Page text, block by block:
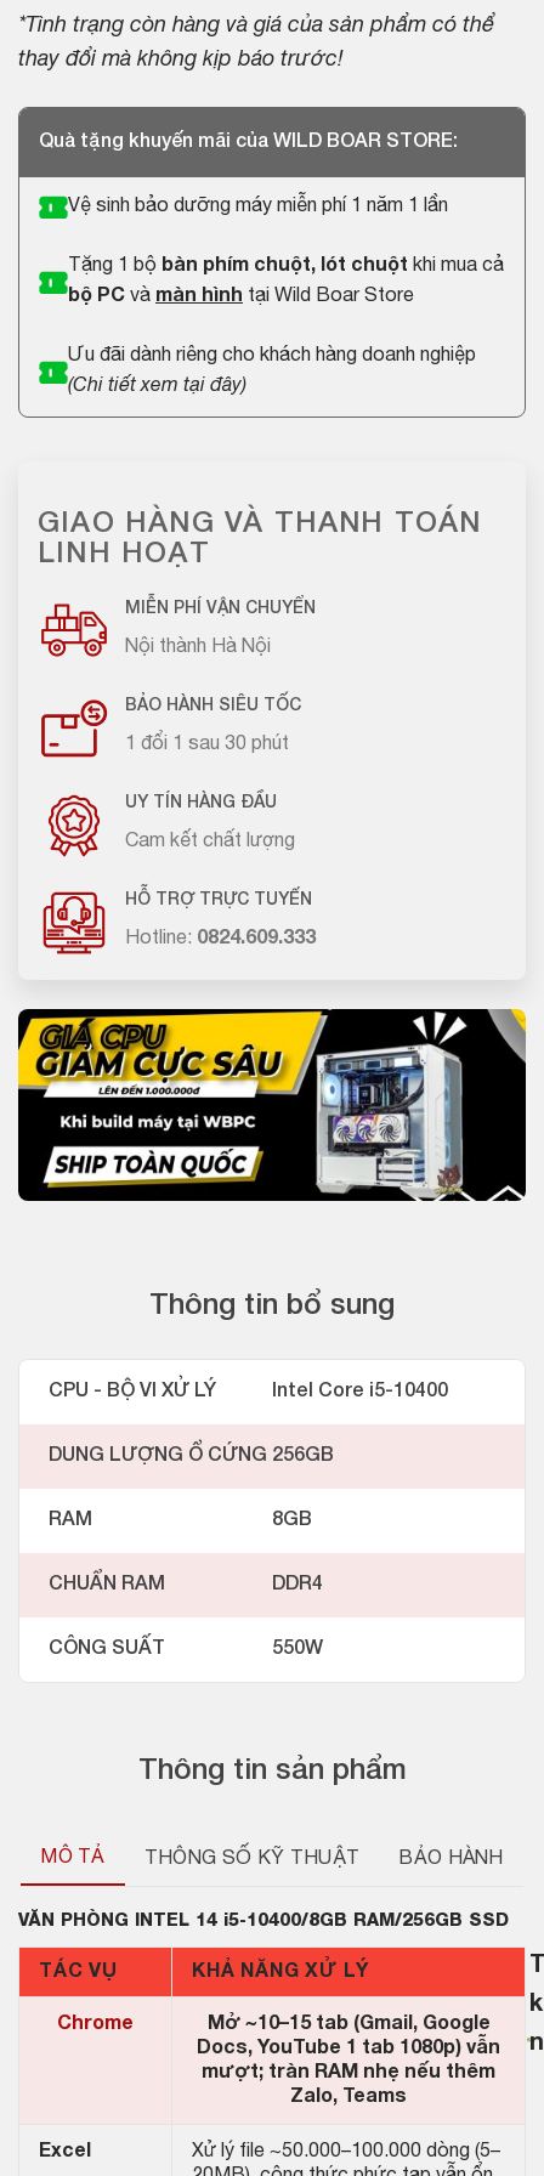
*Tình trạng còn hàng và giá của sản phẩm có thể
thay đổi mà không kịp báo trước!
Quà tặng khuyến mãi của WILD BOAR STORE:
Vệ sinh bảo dưỡng máy miễn phí 1 năm 1 lần
Tặng 1 bộ bàn phím chuột, lót chuột khi mua cả
bộ PC và màn hình tại Wild Boar Store
Ưu đãi dành riêng cho khách hàng doanh nghiệp
(Chi tiết xem tại đây)
GIAO HÀNG VÀ THANH TOÁN
LINH HOẠT
MIỄN PHÍ VẬN CHUYỂN
Nội thành Hà Nội
BẢO HÀNH SIÊU TỐC
1 đổi 1 sau 30 phút
UY TÍN HÀNG ĐẦU
Cam kết chất lượng
HỖ TRỢ TRỰC TUYẾN
Hotline: 0824.609.333
Thông tin sản phẩm
MÔ TẢ THÔNG SỐ KỸ THUẬT BẢO HÀNH
VĂN PHÒNG INTEL 14 i5-10400/8GB RAM/256GB SSD
TÁC VỤ KHẢ NĂNG XỬ LÝ
Chrome
Mở ~10–15 tab (Gmail, Google
Docs, YouTube 1 tab 1080p) vẫn
mượt; tràn RAM nhẹ nếu thêm
Zalo, Teams
Excel
Xử lý file ~50.000–100.000 dòng (5–
Thông tin bổ sung
CPU - BỘ VI XỬ LÝ Intel Core i5-10400
DUNG LƯỢNG Ổ CỨNG 256GB
RAM 8GB
CHUẨN RAM DDR4
CÔNG SUẤT 550W